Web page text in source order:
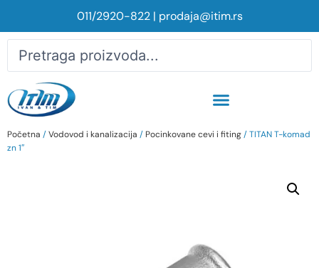
011/2920-822| prodaja@itim.rs
Početna /Vodovod i kanalizacija / Pocinkovane cevi i fiting/ TITAN T-komad
zn 1″